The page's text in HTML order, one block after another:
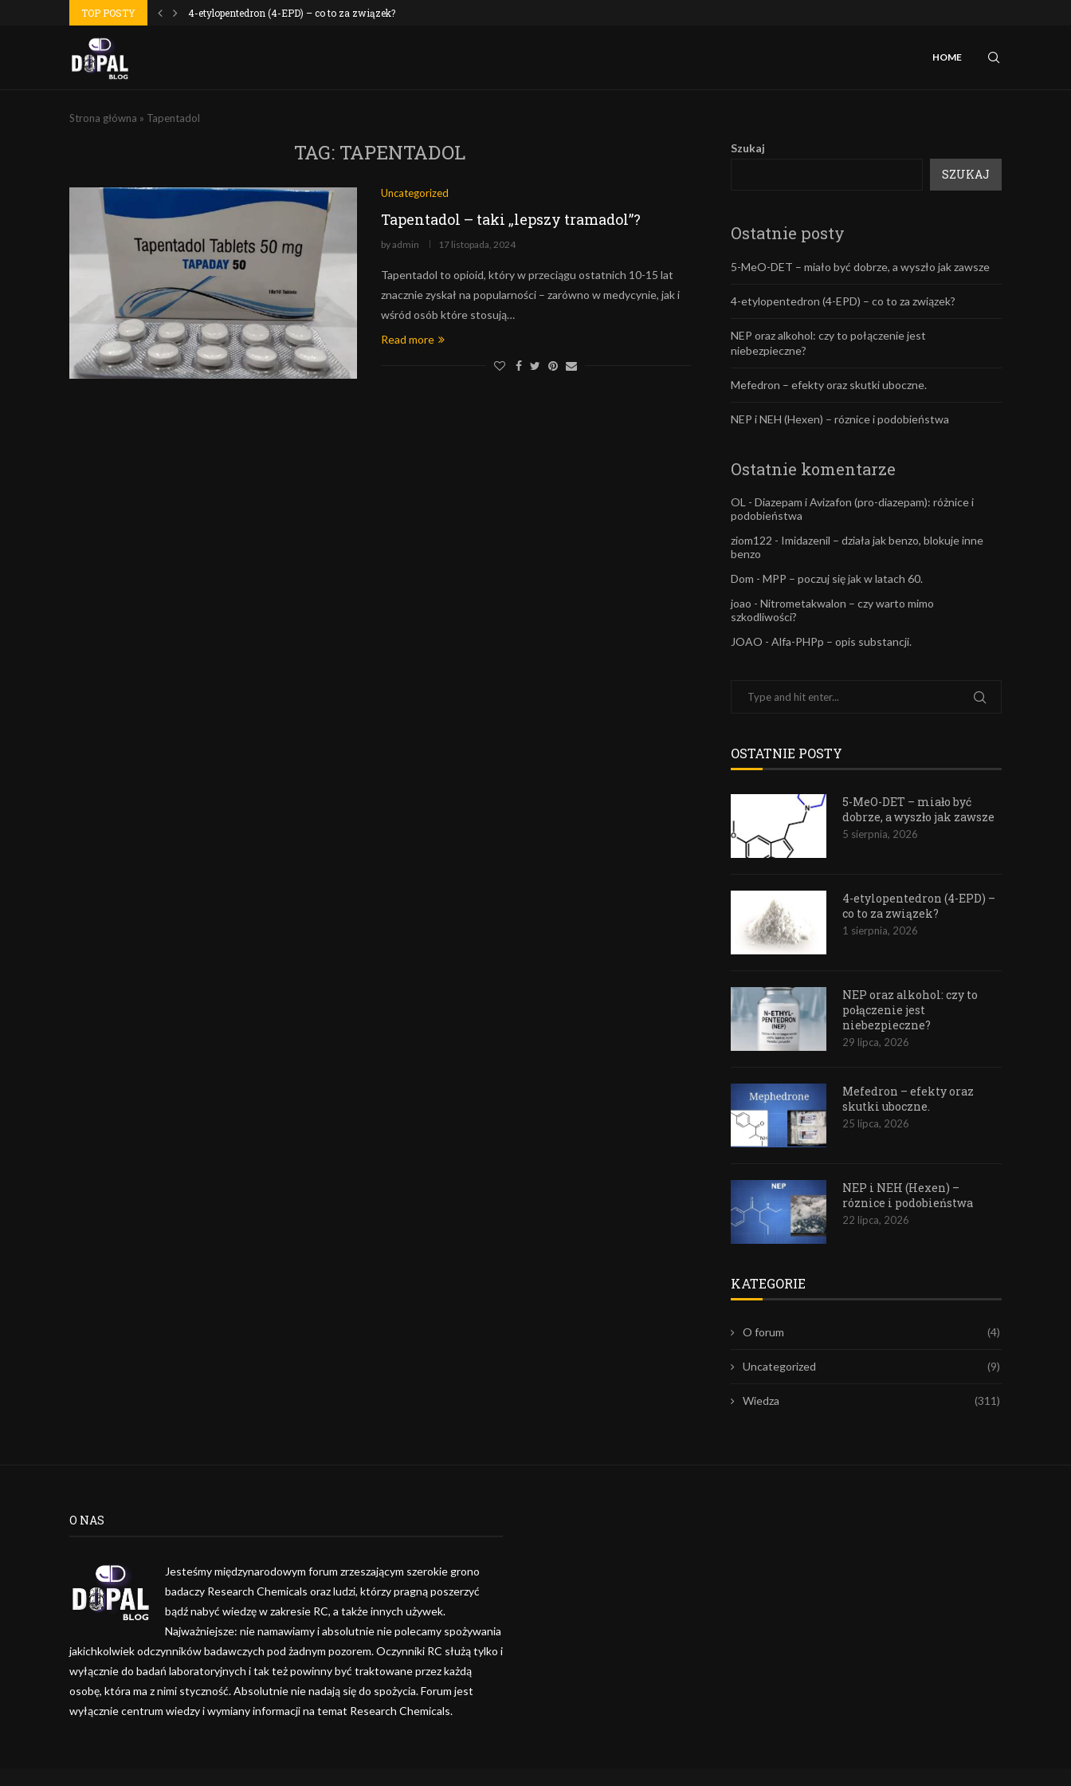
TOP POSTY 4-etylopentedron (4-EPD) – co to za związek?
HOME
Strona główna » Tapentadol
TAG: TAPENTADOL
Uncategorized
Tapentadol – taki „lepszy tramadol”?
byadmin 17 listopada, 2024
Tapentadol to opioid, który w przeciągu ostatnich 10-15 lat
znacznie zyskał na popularności – zarówno w medycynie, jak i
wśród osób które stosują…
Read more
Szukaj
SZUKAJ
Ostatnie posty
5-MeO-DET – miało być dobrze, a wyszło jak zawsze
4-etylopentedron (4-EPD) – co to za związek?
NEP oraz alkohol: czy to połączenie jest
niebezpieczne?
Mefedron – efekty oraz skutki uboczne.
NEP i NEH (Hexen) – róznice i podobieństwa
Ostatnie komentarze
OL - Diazepam i Avizafon (pro-diazepam): różnice i
podobieństwa
ziom122 - Imidazenil – działa jak benzo, blokuje inne
benzo
Dom - MPP – poczuj się jak w latach 60.
joao - Nitrometakwalon – czy warto mimo
szkodliwości?
JOAO - Alfa-PHPp – opis substancji.
OSTATNIE POSTY
5-MeO-DET – miało być
dobrze, a wyszło jak zawsze
5 sierpnia, 2026
4-etylopentedron (4-EPD) –
co to za związek?
1 sierpnia, 2026
NEP oraz alkohol: czy to
połączenie jest
niebezpieczne?
29 lipca, 2026
Mefedron – efekty oraz
skutki uboczne.
25 lipca, 2026
NEP i NEH (Hexen) –
róznice i podobieństwa
22 lipca, 2026
KATEGORIE
O forum (4)
Uncategorized (9)
Wiedza (311)
O NAS
Jesteśmy międzynarodowym forum zrzeszającym szerokie grono
badaczy Research Chemicals oraz ludzi, którzy pragną poszerzyć
bądź nabyć wiedzę w zakresie RC, a także innych używek.
Najważniejsze: nie namawiamy i absolutnie nie polecamy spożywania
jakichkolwiek odczynników badawczych pod żadnym pozorem. Oczynniki RC służą tylko i
wyłącznie do badań laboratoryjnych i tak też powinny być traktowane przez każdą
osobę, która ma z nimi styczność. Absolutnie nie nadają się do spożycia. Forum jest
wyłącznie centrum wiedzy i wymiany informacji na temat Research Chemicals.